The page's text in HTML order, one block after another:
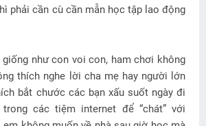
phải cần cù cần mẫn học tập lao động
giống như con voi con, ham chơi không
thích nghe lời cha mẹ hay người lớn
bắt chước các bạn xấu suốt ngày đi
các tiệm internet để “chát” với